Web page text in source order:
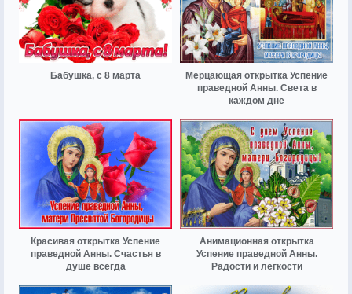
Бабушка, с 8 марта
Мерцающая открытка Успение
праведной Анны. Света в
каждом дне
Красивая открытка Успение
праведной Анны. Счастья в
душе всегда
Анимационная открытка
Успение праведной Анны.
Радости и лёгкости